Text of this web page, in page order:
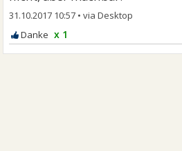
31.10.2017 10:57 •
x 1